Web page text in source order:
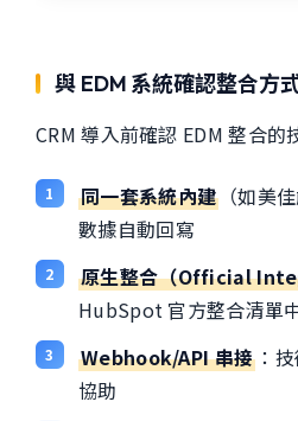
與 EDM 系統確認整合方
CRM 導入前確認 EDM 整合的
同一套系統內建 （如美
數據自動回寫
原生整合（Official
HubSpot 官方整合清單
Webhook/API 串接 ：
協助